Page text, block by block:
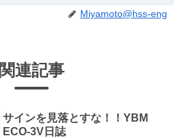
Miyamoto@hss-eng
関連記事
サインを見落とすな！！YBM
ECO-3V日誌